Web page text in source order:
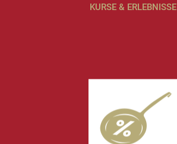
KURSE & ERLEBNISSE